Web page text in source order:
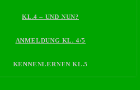
KL.4 – UND NUN?
ANMELDUNG KL. 4/5
KENNENLERNEN KL.5